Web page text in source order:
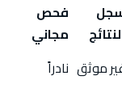
فحص
مجاني
موثق نادراً